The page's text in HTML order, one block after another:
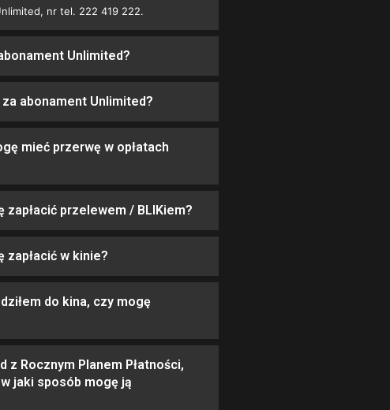
nr tel. 222 419 222.
Unlimited?
abonament Unlimited?
mieć przerwę w opłatach
przelewem / BLIKiem?
zapłacić w kinie?
do kina, czy mogę
Rocznym Planem Płatności,
jaki sposób mogę ją